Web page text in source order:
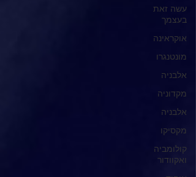
עשה זאת
בעצמך
אוקראינה
מונטנגרו
אלבניה
מקדוניה
אלבניה
מקסיקו
קולומביה
ואקוודור